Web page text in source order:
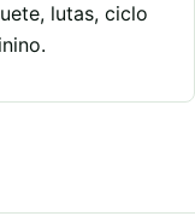
lutas, ciclo